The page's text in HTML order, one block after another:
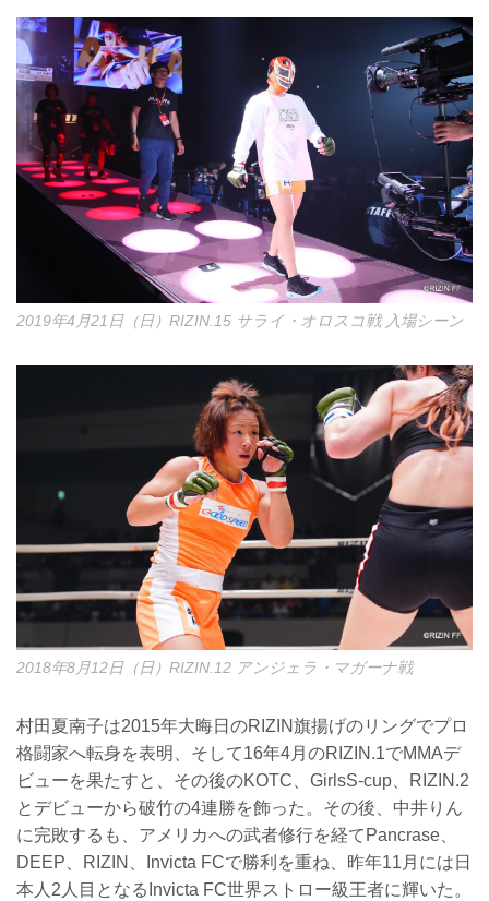
2019年4月21日（日）RIZIN.15 サライ・オロスコ戦 入場シーン
2018年8月12日（日）RIZIN.12 アンジェラ・マガーナ戦
村田夏南子は2015年大晦日のRIZIN旗揚げのリングでプロ
格闘家へ転身を表明、そして16年4月のRIZIN.1でMMAデ
ビューを果たすと、その後のKOTC、GirlsS-cup、RIZIN.2
とデビューから破竹の4連勝を飾った。その後、中井りん
に完敗するも、アメリカへの武者修行を経てPancrase、
DEEP、RIZIN、Invicta FCで勝利を重ね、昨年11月には日
本人2人目となるInvicta FC世界ストロー級王者に輝いた。